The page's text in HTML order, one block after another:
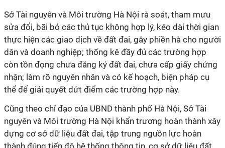
Sở Tài nguyên và Môi trường Hà Nội rà soát, tham mưu
sửa đổi, bãi bỏ các thủ tục không hợp lý, kéo dài thời gian
thực hiện các giao dịch về đất đai, gây phiền hà cho người
dân và doanh nghiệp; thống kê đầy đủ các trường hợp
còn tồn đọng chưa đăng ký đất đai, chưa cấp giấy chứng
nhận; làm rõ nguyên nhân và có kế hoạch, biện pháp cụ
thể để giải quyết dứt điểm các trường hợp này.
Cũng theo chỉ đạo của UBND thành phố Hà Nội, Sở Tài
nguyên và Môi trường Hà Nội khẩn trương hoàn thành xây
dựng cơ sở dữ liệu đất đai, tập trung nguồn lực hoàn
thành đúng tiến độ hệ thống thông tin, cơ sở dữ liệu đất